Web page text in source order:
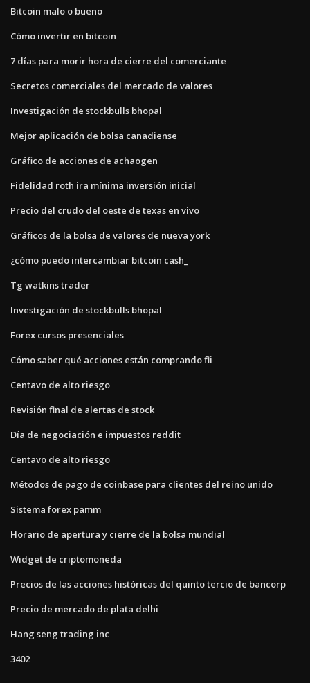
Bitcoin malo o bueno
Cómo invertir en bitcoin
7 días para morir hora de cierre del comerciante
Secretos comerciales del mercado de valores
Investigación de stockbulls bhopal
Mejor aplicación de bolsa canadiense
Gráfico de acciones de achaogen
Fidelidad roth ira mínima inversión inicial
Precio del crudo del oeste de texas en vivo
Gráficos de la bolsa de valores de nueva york
¿cómo puedo intercambiar bitcoin cash_
Tg watkins trader
Investigación de stockbulls bhopal
Forex cursos presenciales
Cómo saber qué acciones están comprando fii
Centavo de alto riesgo
Revisión final de alertas de stock
Día de negociación e impuestos reddit
Centavo de alto riesgo
Métodos de pago de coinbase para clientes del reino unido
Sistema forex pamm
Horario de apertura y cierre de la bolsa mundial
Widget de criptomoneda
Precios de las acciones históricas del quinto tercio de bancorp
Precio de mercado de plata delhi
Hang seng trading inc
3402